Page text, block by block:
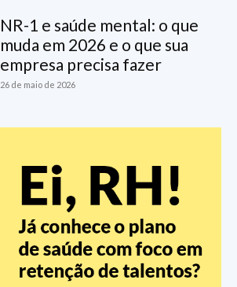
NR-1 e saúde mental: o que
muda em 2026 e o que sua
empresa precisa fazer
26 de maio de 2026